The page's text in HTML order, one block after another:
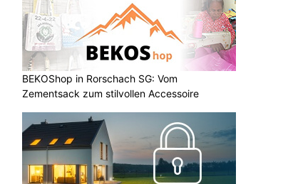
BEKOShop in Rorschach SG: Vom
Zementsack zum stilvollen Accessoire